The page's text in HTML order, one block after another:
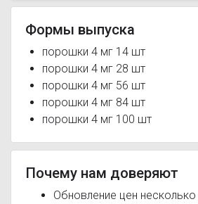
Формы выпуска
порошки 4 мг 14 шт
порошки 4 мг 28 шт
порошки 4 мг 56 шт
порошки 4 мг 84 шт
порошки 4 мг 100 шт
Почему нам доверяют
Обновление цен